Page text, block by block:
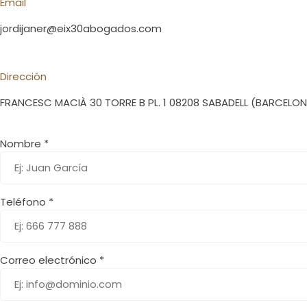
jordijaner@eix30abogados.com
Dirección
FRANCESC MACIÀ 30 TORRE B PL. 1 08208 SABADELL
Nombre *
Teléfono *
Correo electrónico *